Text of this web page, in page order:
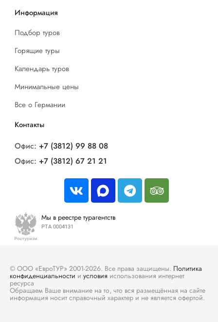
Информация
Подбор туров
Горящие туры
Календарь туров
Минимальные цены
Все о Германии
Контакты
Офис: +7 (3812) 99 88 08
Офис: +7 (3812) 67 21 21
Мы в реестре турагентств
РТА 0004131
© ООО «ЕвроТУР» 2001-2026. Все права защищены. Политика
конфиденциальности и условия использования интернет
ресурса
Обращаем Ваше внимание на то, что вся размещённая на сайте
информация носит справочный характер и не является офертой.